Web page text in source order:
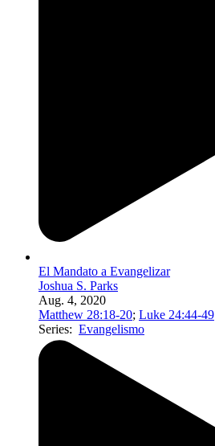
El Mandato a Evangelizar
Joshua S. Parks
Aug. 4, 2020
Matthew 28:18-20; Luke 24:44-49
Series: Evangelismo